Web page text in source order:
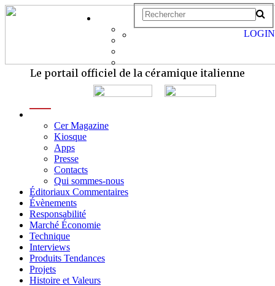
Le portail officiel de la céramique italienne
Cer Magazine
Kiosque
Apps
Presse
Contacts
Qui sommes-nous
Éditoriaux Commentaires
Évènements
Responsabilité
Marché Économie
Technique
Interviews
Produits Tendances
Projets
Histoire et Valeurs
LOGIN